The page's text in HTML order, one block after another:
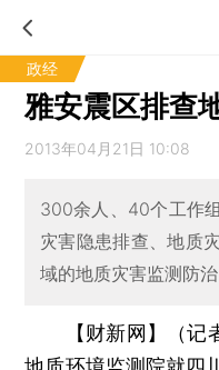
政经
雅安震区排查
2013年04月21日 10:08
300余人、40个工作
灾害隐患排查、地质
域的地质灾害监测防
【财新网】（记